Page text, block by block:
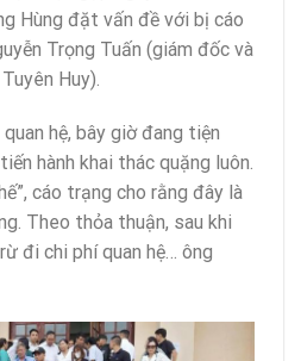
Hùng đặt vấn đề với bị cáo
Trọng Tuấn (giám đốc và
Huy).
hệ, bây giờ đang tiện
hành khai thác quặng luôn.
cáo trạng cho rằng đây là
Theo thỏa thuận, sau khi
đi chi phí quan hệ… ông